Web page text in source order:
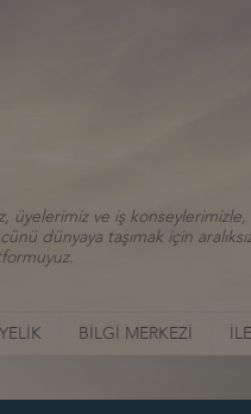
üyelerimiz ve iş
dünyaya taşımak için
BİLGİ MERKEZİ